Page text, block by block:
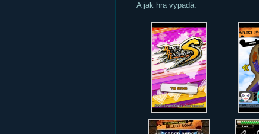
A jak hra vypadá: